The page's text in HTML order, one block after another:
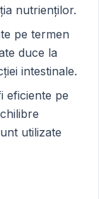
nutrienților.
pe termen
duce la
intestinale.
eficiente pe
utilizate